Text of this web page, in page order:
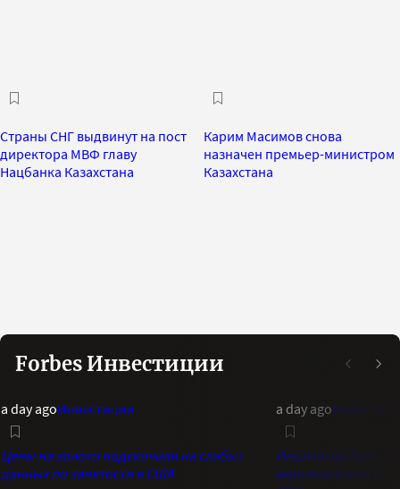
Страны СНГ выдвинут на пост
директора МВФ главу
Нацбанка Казахстана
Карим Масимов снова
назначен премьер-министром
Казахстана
Forbes Инвестиции
a day agoИнвестиции
Цены на золото подскочили на слабых
данных по занятости в США
a day ago
Индикатор Bank of
максимальный